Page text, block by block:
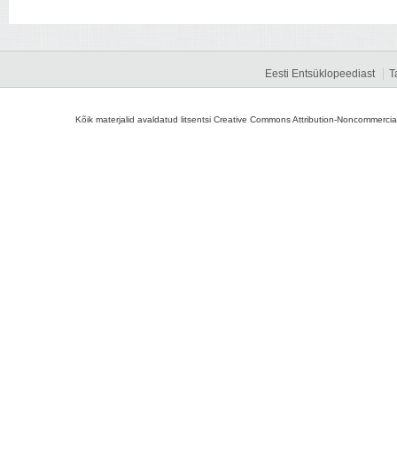
Eesti Entsüklopeediast
Kõik materjalid avaldatud litsentsi Creative Commons Attribution-